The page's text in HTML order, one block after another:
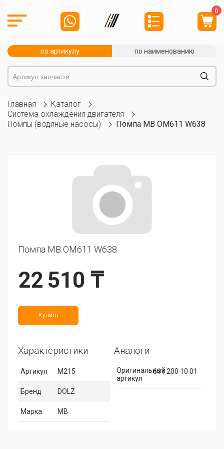
0
по артикулу по наименованию
Главная
Каталог
Система охлаждения двигателя
Помпы (водяные насосы)
Помпа MB OM611 W638
Помпа MB OM611 W638
22 510 ₸
Купить
Характеристики
Артикул M215
Бренд DOLZ
Марка MB
Аналоги
Оригинальный
артикул
611 200 10 01